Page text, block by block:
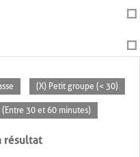
(X) Petit groupe (< 30)
30 et 60 minutes)
résultat